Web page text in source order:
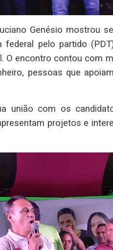
Genésio mostrou
federal pelo partido
O encontro contou com
pessoas que
união com os
projetos e